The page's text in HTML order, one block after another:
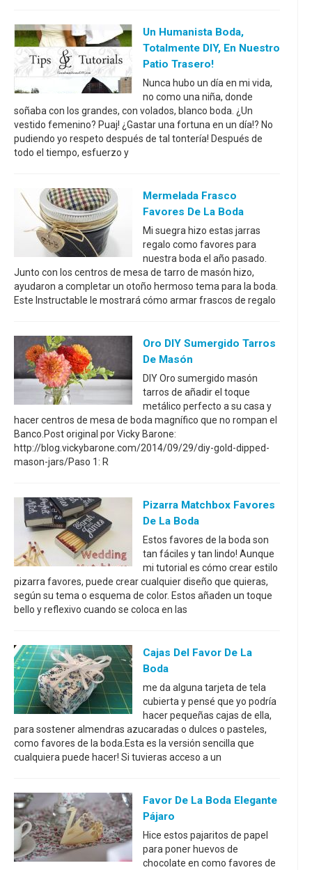
Un Humanista Boda,
Totalmente DIY, En Nuestro
Patio Trasero!
Nunca hubo un día en mi vida,
no como una niña, donde
soñaba con los grandes, con volados, blanco boda. ¿Un
vestido femenino? Puaj! ¿Gastar una fortuna en un día!? No
pudiendo yo respeto después de tal tontería! Después de
todo el tiempo, esfuerzo y
Mermelada Frasco
Favores De La Boda
Mi suegra hizo estas jarras
regalo como favores para
nuestra boda el año pasado.
Junto con los centros de mesa de tarro de masón hizo,
ayudaron a completar un otoño hermoso tema para la boda.
Este Instructable le mostrará cómo armar frascos de regalo
Oro DIY Sumergido Tarros
De Masón
DIY Oro sumergido masón
tarros de añadir el toque
metálico perfecto a su casa y
hacer centros de mesa de boda magnífico que no rompan el
Banco.Post original por Vicky Barone:
http://blog.vickybarone.com/2014/09/29/diy-gold-dipped-
mason-jars/Paso 1: R
Pizarra Matchbox Favores
De La Boda
Estos favores de la boda son
tan fáciles y tan lindo! Aunque
mi tutorial es cómo crear estilo
pizarra favores, puede crear cualquier diseño que quieras,
según su tema o esquema de color. Estos añaden un toque
bello y reflexivo cuando se coloca en las
Cajas Del Favor De La
Boda
me da alguna tarjeta de tela
cubierta y pensé que yo podría
hacer pequeñas cajas de ella,
para sostener almendras azucaradas o dulces o pasteles,
como favores de la boda.Esta es la versión sencilla que
cualquiera puede hacer! Si tuvieras acceso a un
Favor De La Boda Elegante
Pájaro
Hice estos pajaritos de papel
para poner huevos de
chocolate en como favores de